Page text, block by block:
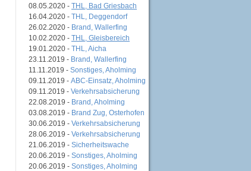
08.05.2020 - THL, Bad Griesbach
16.04.2020 - THL, Deggendorf
26.02.2020 - Brand, Wallerfing
10.02.2020 - THL, Gleisbereich
19.01.2020 - THL, Aicha
23.11.2019 - Brand, Wallerfing
11.11.2019 - Sonstiges, Aholming
09.11.2019 - ABC-Einsatz, Aholming
09.11.2019 - Verkehrsabsicherung
22.08.2019 - Brand, Aholming
03.08.2019 - Brand Zug, Osterhofen
30.06.2019 - Verkehrsabsicherung
28.06.2019 - Verkehrsabsicherung
21.06.2019 - Sicherheitswache
20.06.2019 - Sonstiges, Aholming
20.06.2019 - Sonstiges, Aholming